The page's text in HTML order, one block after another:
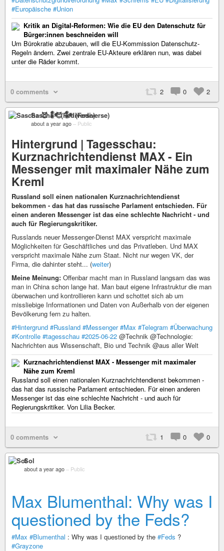
#Europäische #Union
Kritik an Digital-Reformen: Wie die EU den Datenschutz für
Bür­ge­r:in­nen beschneiden will
Um Bürokratie abzubauen, will die EU-Kommission Datenschutz-
Regeln ändern. Zwei zentrale EU-Akteure erklären nun, was dabei
unter die Räder kommt.
0 comments 2 0 2
Sascha 😈 𒀯 (Fediverse)
about a year ago – Public
Hintergrund | Tagesschau:
Kurznachrichtendienst MAX - Ein
Messenger mit maximaler Nähe zum
Kreml
Russland soll einen nationalen Kurznachrichtendienst
bekommen - das hat das russische Parlament entschieden. Für
einen anderen Messenger ist das eine schlechte Nachricht - und
auch für Regierungskritiker.
Russlands neuer Messenger-Dienst MAX verspricht maximale
Möglichkeiten für Geschäftliches und das Privatleben. Und MAX
verspricht maximale Nähe zum Staat. Nicht nur wegen VK, der
Firma, die dahinter steht... (weiter)
Meine Meinung: Offenbar macht man in Russland langsam das was
man in China schon lange hat. Man baut eigene Infrastruktur die man
überwachen und kontrollieren kann und schottet sich ab um
missliebige Informationen und Daten von Außerhalb von der eigenen
Bevölkerung fern zu halten.
#Hintergrund #Russland #Messenger #Max #Telegram #Überwachung
#Kontrolle #tagesschau #2025-06-22 @Technik @Technologie:
Nachrichten aus Wissenschaft, Bio und Technik @aus aller Welt
Kurznachrichtendienst MAX - Messenger mit maximaler
Nähe zum Kreml
Russland soll einen nationalen Kurznachrichtendienst bekommen -
das hat das russische Parlament entschieden. Für einen anderen
Messenger ist das eine schlechte Nachricht - und auch für
Regierungskritiker. Von Lilia Becker.
0 comments 1 0 0
Sol
about a year ago – Public
Max Blumenthal: Why was I
questioned by the Feds?
#Max #Blumenthal : Why was I questioned by the #Feds ?
#Grayzone